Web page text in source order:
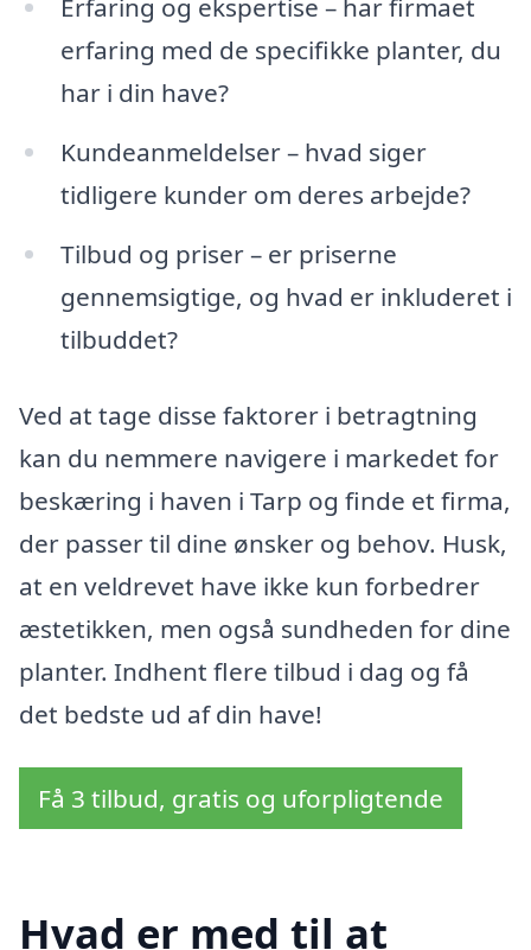
Erfaring og ekspertise – har firmaet
erfaring med de specifikke planter, du
har i din have?
Kundeanmeldelser – hvad siger
tidligere kunder om deres arbejde?
Tilbud og priser – er priserne
gennemsigtige, og hvad er inkluderet i
tilbuddet?
Ved at tage disse faktorer i betragtning
kan du nemmere navigere i markedet for
beskæring i haven i Tarp og finde et firma,
der passer til dine ønsker og behov. Husk,
at en veldrevet have ikke kun forbedrer
æstetikken, men også sundheden for dine
planter. Indhent flere tilbud i dag og få
det bedste ud af din have!
Få 3 tilbud, gratis og uforpligtende
Hvad er med til at